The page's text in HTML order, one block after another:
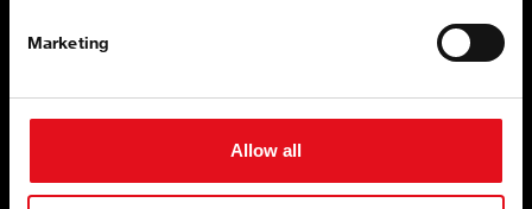
Marketing
Allow all
Sertifitseeritud vastavalt standardile ISO 2011:50001